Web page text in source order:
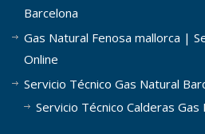
Barcelona
Gas Natural Fenosa mallorca |
Online
Servicio Técnico Gas Natural
Servicio Técnico Calderas Gas